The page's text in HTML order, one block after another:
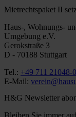
Mietrechtspaket II
Haus-, Wohnungs-
Umgebung e.V.
Gerokstraße 3
D - 70188 Stuttgart
Tel.: +49 711 21048-0
E-Mail:
H&G Newsletter
Bleiben Sie immer